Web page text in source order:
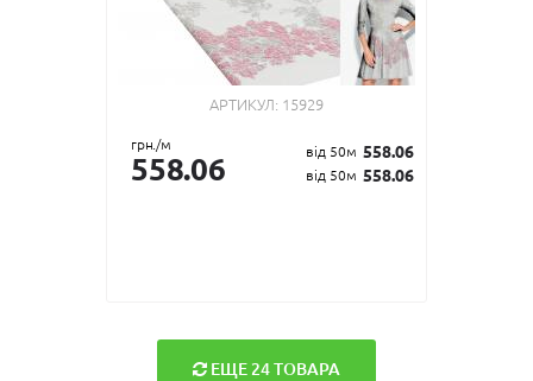
АРТИКУЛ: 15929
грн./м
558.06 від 50м 558.06
від 50м 558.06
ЕЩЕ 24 ТОВАРА